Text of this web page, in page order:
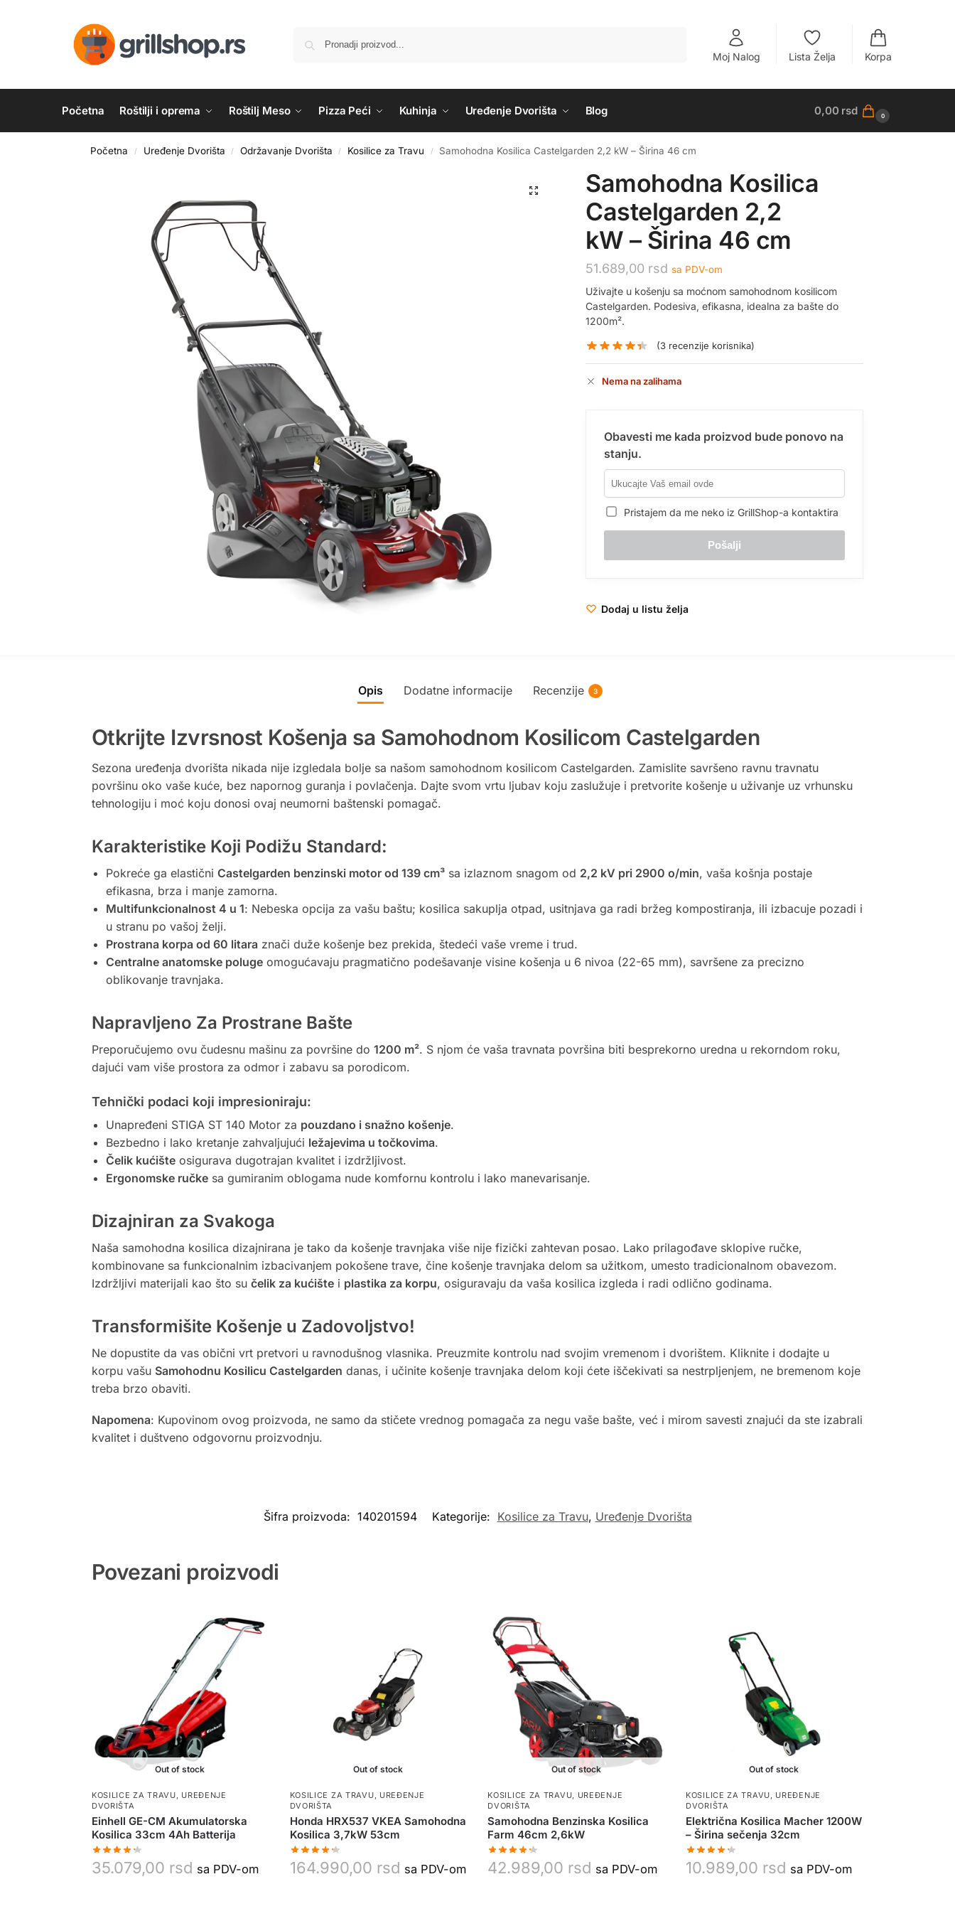
Moj Nalog Lista Želja Korpa
Početna Roštilji i oprema Roštilj Meso Pizza Peći Kuhinja Uređenje Dvorišta Blog 0,00 rsd 0
Početna / Uređenje Dvorišta / Održavanje Dvorišta / Kosilice za Travu / Samohodna Kosilica Castelgarden 2,2 kW – Širina 46 cm
Samohodna Kosilica
Castelgarden 2,2
kW – Širina 46 cm
51.689,00 rsd sa PDV-om
Uživajte u košenju sa moćnom samohodnom kosilicom
Castelgarden. Podesiva, efikasna, idealna za bašte do
1200m².
(3recenzije korisnika)
Nema na zalihama
Obavesti me kada proizvod bude ponovo na
stanju.
Pristajem da me neko iz GrillShop-a kontaktira
Dodaj u listu želja
Opis Dodatne informacije Recenzije 3
Otkrijte Izvrsnost Košenja sa Samohodnom Kosilicom Castelgarden
Sezona uređenja dvorišta nikada nije izgledala bolje sa našom samohodnom kosilicom Castelgarden. Zamislite savršeno ravnu travnatu
površinu oko vaše kuće, bez napornog guranja i povlačenja. Dajte svom vrtu ljubav koju zaslužuje i pretvorite košenje u uživanje uz vrhunsku
tehnologiju i moć koju donosi ovaj neumorni baštenski pomagač.
Karakteristike Koji Podižu Standard:
Pokreće ga elastični Castelgarden benzinski motor od 139 cm³sa izlaznom snagom od 2,2 kV pri 2900 o/min, vaša košnja postaje
efikasna, brza i manje zamorna.
Multifunkcionalnost 4 u 1: Nebeska opcija za vašu baštu; kosilica sakuplja otpad, usitnjava ga radi bržeg kompostiranja, ili izbacuje pozadi i
u stranu po vašoj želji.
Prostrana korpa od 60 litara znači duže košenje bez prekida, štedeći vaše vreme i trud.
Centralne anatomske polugeomogućavaju pragmatično podešavanje visine košenja u 6 nivoa (22-65 mm), savršene za precizno
oblikovanje travnjaka.
Napravljeno Za Prostrane Bašte
Preporučujemo ovu čudesnu mašinu za površine do 1200 m². S njom će vaša travnata površina biti besprekorno uredna u rekorndom roku,
dajući vam više prostora za odmor i zabavu sa porodicom.
Tehnički podaci koji impresioniraju:
Unapređeni STIGA ST 140 Motor za pouzdano i snažno košenje.
Bezbedno i lako kretanje zahvaljujući ležajevima u točkovima.
Čelik kućišteosigurava dugotrajan kvalitet i izdržljivost.
Ergonomske ručkesa gumiranim oblogama nude komfornu kontrolu i lako manevarisanje.
Dizajniran za Svakoga
Naša samohodna kosilica dizajnirana je tako da košenje travnjaka više nije fizički zahtevan posao. Lako prilagođave sklopive ručke,
kombinovane sa funkcionalnim izbacivanjem pokošene trave, čine košenje travnjaka delom sa užitkom, umesto tradicionalnom obavezom.
Izdržljivi materijali kao što su čelik za kućištei plastika za korpu, osiguravaju da vaša kosilica izgleda i radi odlično godinama.
Transformišite Košenje u Zadovoljstvo!
Ne dopustite da vas obični vrt pretvori u ravnodušnog vlasnika. Preuzmite kontrolu nad svojim vremenom i dvorištem. Kliknite i dodajte u
korpu vašu Samohodnu Kosilicu Castelgarden danas, i učinite košenje travnjaka delom koji ćete iščekivati sa nestrpljenjem, ne bremenom koje
treba brzo obaviti.
Napomena: Kupovinom ovog proizvoda, ne samo da stičete vrednog pomagača za negu vaše bašte, već i mirom savesti znajući da ste izabrali
kvalitet i duštveno odgovornu proizvodnju.
Šifra proizvoda: 140201594 Kategorije: Kosilice za Travu, Uređenje Dvorišta
Povezani proizvodi
Out of stock
KOSILICE ZA TRAVU, UREĐENJE
DVORIŠTA
Einhell GE-CM Akumulatorska
Kosilica 33cm 4Ah Batterija
35.079,00 rsd sa PDV-om
Out of stock
KOSILICE ZA TRAVU, UREĐENJE
DVORIŠTA
Honda HRX537 VKEA Samohodna
Kosilica 3,7kW 53cm
164.990,00 rsd sa PDV-om
Out of stock
KOSILICE ZA TRAVU, UREĐENJE
DVORIŠTA
Samohodna Benzinska Kosilica
Farm 46cm 2,6kW
42.989,00 rsd sa PDV-om
Out of stock
KOSILICE ZA TRAVU, UREĐENJE
DVORIŠTA
Električna Kosilica Macher 1200W
– Širina sečenja 32cm
10.989,00 rsd sa PDV-om